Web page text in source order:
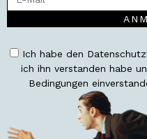
Ich habe den
ich ihn verstanden habe
Bedingungen